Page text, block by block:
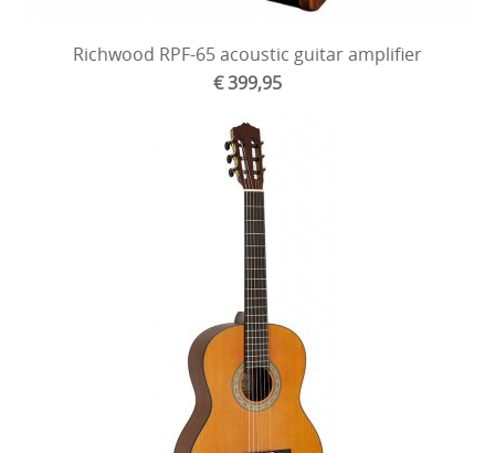
Richwood RPF-65 acoustic guitar amplifier
€ 399,95